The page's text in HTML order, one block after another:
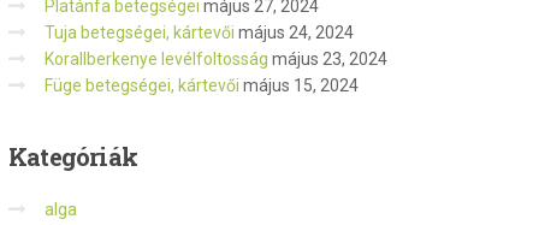
Platánfa betegségei május 27, 2024
Tuja betegségei, kártevői május 24, 2024
Korallberkenye levélfoltosság május 23, 2024
Füge betegségei, kártevői május 15, 2024
Kategóriák
alga